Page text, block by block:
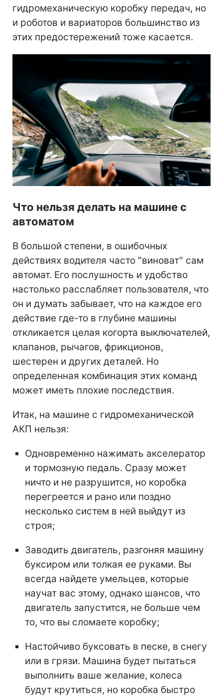
гидромеханическую коробку передач, но
и роботов и вариаторов большинство из
этих предостережений тоже касается.
Что нельзя делать на машине с
автоматом
В большой степени, в ошибочных
действиях водителя часто "виноват" сам
автомат. Его послушность и удобство
настолько расслабляет пользователя, что
он и думать забывает, что на каждое его
действие где-то в глубине машины
откликается целая когорта выключателей,
клапанов, рычагов, фрикционов,
шестерен и других деталей. Но
определенная комбинация этих команд
может иметь плохие последствия.
Итак, на машине с гидромеханической
АКП нельзя:
Одновременно нажимать акселератор
и тормозную педаль. Сразу может
ничто и не разрушится, но коробка
перегреется и рано или поздно
несколько систем в ней выйдут из
строя;
Заводить двигатель, разгоняя машину
буксиром или толкая ее руками. Вы
всегда найдете умельцев, которые
научат вас этому, однако шансов, что
двигатель запустится, не больше чем
то, что вы сломаете коробку;
Настойчиво буксовать в песке, в снегу
или в грязи. Машина будет пытаться
выполнить ваше желание, колеса
будут крутиться, но коробка быстро